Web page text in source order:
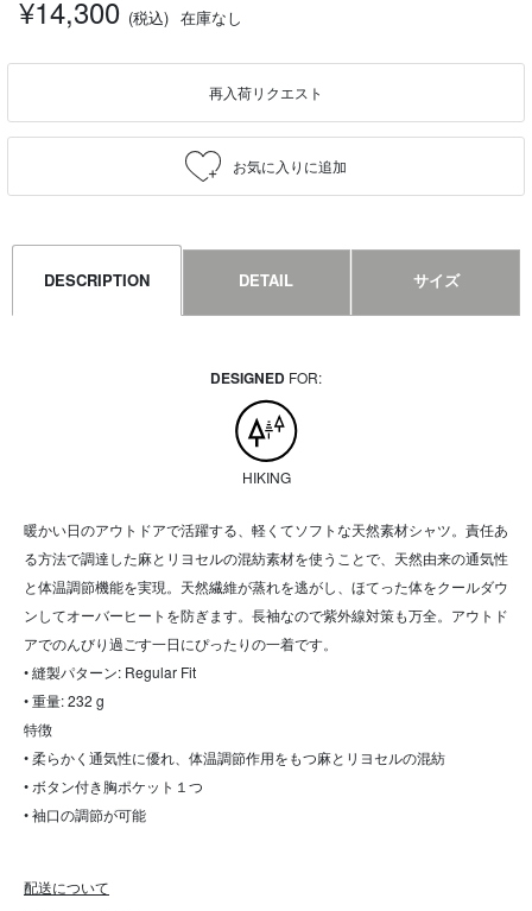
¥14,300 (税込) 在庫なし
再入荷リクエスト
DESCRIPTION DETAIL サイズ
DESIGNED FOR:
HIKING
暖かい日のアウトドアで活躍する、軽くてソフトな天然素材シャツ。責任あ
る方法で調達した麻とリヨセルの混紡素材を使うことで、天然由来の通気性
と体温調節機能を実現。天然繊維が蒸れを逃がし、ほてった体をクールダウ
ンしてオーバーヒートを防ぎます。長袖なので紫外線対策も万全。アウトド
アでのんびり過ごす一日にぴったりの一着です。
• 縫製パターン: Regular Fit
• 重量: 232 g
特徴
• 柔らかく通気性に優れ、体温調節作用をもつ麻とリヨセルの混紡
• ボタン付き胸ポケット１つ
• 袖口の調節が可能
配送について